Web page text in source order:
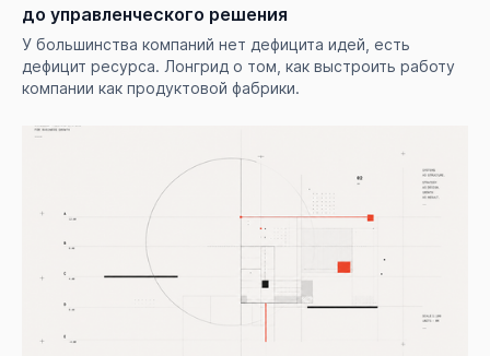
до управленческого решения
У большинства компаний нет дефицита идей, есть
дефицит ресурса. Лонгрид о том, как выстроить работу
компании как продуктовой фабрики.